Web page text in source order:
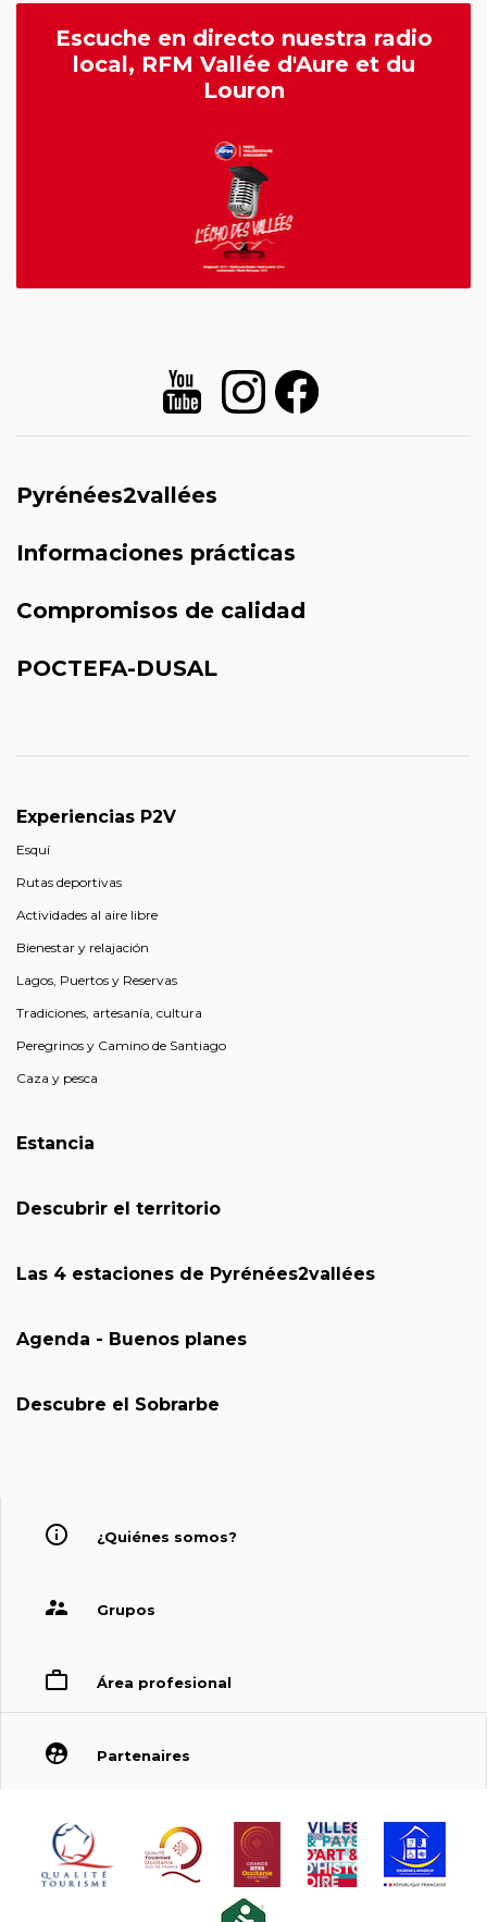
Escuche en directo nuestra radio
local, RFM Vallée d'Aure et du
Louron
Pyrénées2vallées
Informaciones prácticas
Compromisos de calidad
POCTEFA-DUSAL
Experiencias P2V
Esquí
Rutas deportivas
Actividades al aire libre
Bienestar y relajación
Lagos, Puertos y Reservas
Tradiciones, artesanía, cultura
Peregrinos y Camino de Santiago
Caza y pesca
Estancia
Descubrir el territorio
Las 4 estaciones de Pyrénées2vallées
Agenda - Buenos planes
Descubre el Sobrarbe
¿Quiénes somos?
Grupos
Área profesional
Partenaires